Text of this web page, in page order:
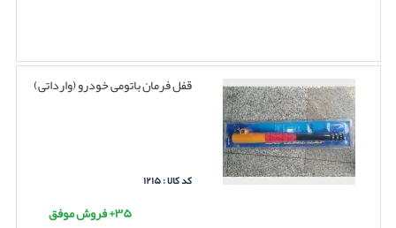
قفل فرمان باتومی خودرو (وارداتی)
کد کالا : ۱۲۱۵
۳۵+ فروش موفق